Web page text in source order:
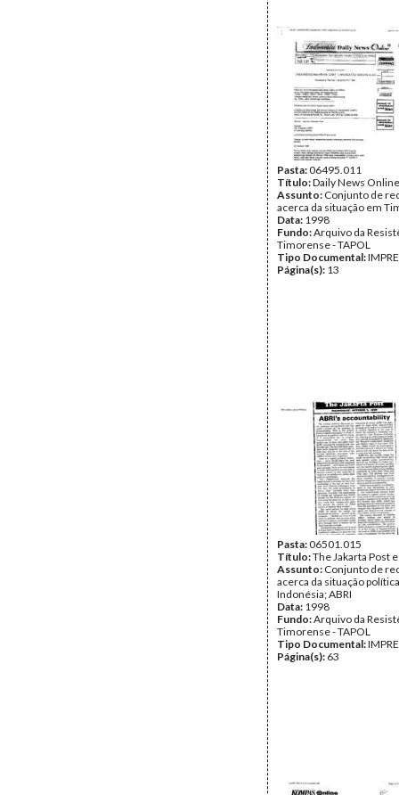
Pasta:06495.011
Título:Daily News Online
Assunto: Conjunto de
acerca da situação em
Data: 1998
Fundo:Arquivo da
Timorense - TAPOL
Tipo Documental:
Página(s): 13
Pasta:06501.015
Título:The Jakarta Post
Assunto: Conjunto de
acerca da situação
Indonésia; ABRI
Data: 1998
Fundo:Arquivo da
Timorense - TAPOL
Tipo Documental:
Página(s): 63